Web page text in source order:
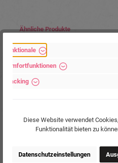
Produktgalerie überspringen
Ähnliche Produkte
Tipp
Nasenring aus 925er
goldfarbig schwarz
Funktionale
Komfortfunktionen
Tracking
Diese Website verwendet
Funktionalität bieten zu
Datenschutzeinstellungen